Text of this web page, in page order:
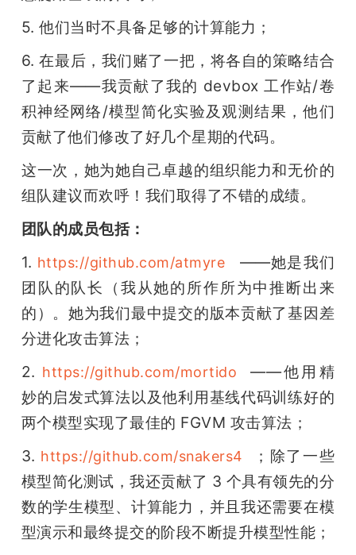
5. 他们当时不具备足够的计算能力；
6. 在最后，我们赌了一把，将各自的策略结合
了起来——我贡献了我的 devbox 工作站/卷
积神经网络/模型简化实验及观测结果，他们
贡献了他们修改了好几个星期的代码。
这一次，她为她自己卓越的组织能力和无价的
组队建议而欢呼！我们取得了不错的成绩。
团队的成员包括：
1. https://github.com/atmyre ——她是我们
团队的队长（我从她的所作所为中推断出来
的）。她为我们最中提交的版本贡献了基因差
分进化攻击算法；
2. https://github.com/mortido
——他用精
妙的启发式算法以及他利用基线代码训练好的
两个模型实现了最佳的 FGVM 攻击算法；
3. https://github.com/snakers4
；除了一些
模型简化测试，我还贡献了 3 个具有领先的分
数的学生模型、计算能力，并且我还需要在模
型演示和最终提交的阶段不断提升模型性能；